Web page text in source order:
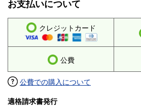
お支払いについて
クレジットカード
公費
公費での購入について
適格請求書発行